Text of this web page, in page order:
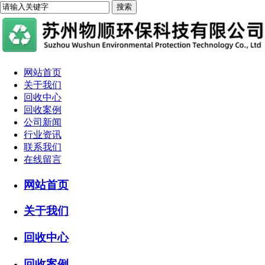
网站首页
关于我们
回收中心
回收案例
公司新闻
行业资讯
联系我们
在线留言
网站首页
关于我们
回收中心